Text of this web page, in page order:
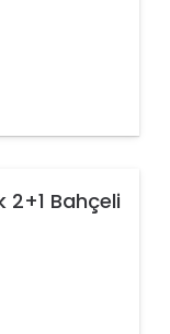
2+1 Bahçeli